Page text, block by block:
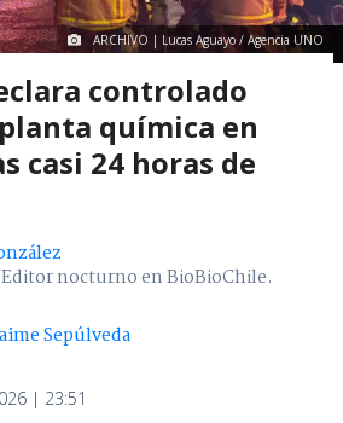
ARCHIVO | Lucas Aguayo / Agencia UNO
controlado
química en
casi 24 horas de
nocturno en BioBioChile.
Sepúlveda
| 23:51